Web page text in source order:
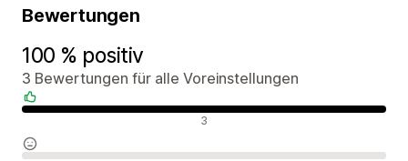
Bewertungen
100 % positiv
3 Bewertungen für alle Voreinstellungen
3